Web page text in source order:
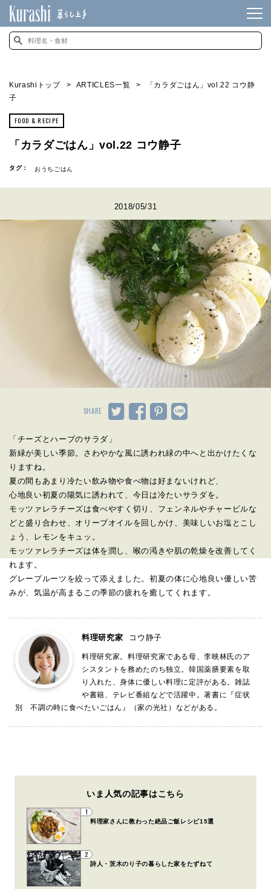
Kurashiトップ ARTICLES一覧
「カラダごはん」vol.22 コウ静
子
FOOD & RECIPE
「カラダごはん」vol.22 コウ静子
タグ： おうちごはん
2018/05/31
SHARE
「チーズとハーブのサラダ」
新緑が美しい季節。さわやかな風に誘われ緑の中へと出かけたくな
りますね。
夏の間もあまり冷たい飲み物や食べ物は好まないけれど、
心地良い初夏の陽気に誘われて、今日は冷たいサラダを。
モッツァレラチーズは食べやすく切り、フェンネルやチャービルな
どと盛り合わせ、オリーブオイルを回しかけ、美味しいお塩とこし
ょう、レモンをキュッ。
モッツァレラチーズは体を潤し、喉の渇きや肌の乾燥を改善してく
れます。
グレープルーツを絞って添えました。初夏の体に心地良い優しい苦
みが、気温が高まるこの季節の疲れを癒してくれます。
料理研究家 コウ静子
料理研究家。料理研究家である母、李映林氏のア
シスタントを務めたのち独立。韓国薬膳要素を取
り入れた、身体に優しい料理に定評がある。雑誌
や書籍、テレビ番組などで活躍中。著書に『症状
別 不調の時に食べたいごはん』（家の光社）などがある。
いま人気の記事はこちら
1
料理家さんに教わった絶品ご飯レシピ15選
2
詩人・茨木のり子の暮らした家をたずねて